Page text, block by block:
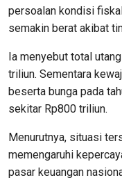
persoalan kondisi
semakin berat akibat
Ia menyebut total
triliun. Sementara
beserta bunga pada
sekitar Rp800 triliun.
Menurutnya, situasi
memengaruhi
pasar keuangan